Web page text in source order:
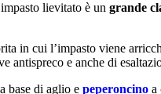
lievitato è un grande
in cui l’impasto viene
e anche di
a base di aglio e peperoncino a